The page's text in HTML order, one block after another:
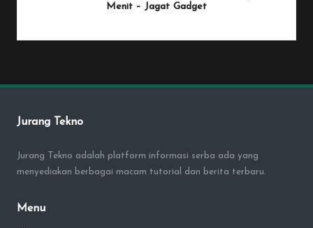
Menit – Jagat Gadget
by
Jurang Tekno
Jurang Tekno adalah platform informasi serba ada yang
menyediakan berbagai macam tutorial dan berita terbaru.
Menu